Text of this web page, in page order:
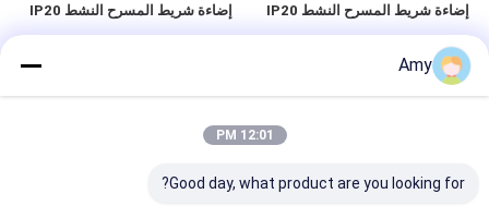
إضاءة شريط المسرح النشط IP20
ضوء غسل خطي لتزيين المناطق
إضاءة شريط المسرح النشط IP20
ضوء غسل خطي لتزيين المناطق
الداخلية المعمارية
Amy
12:01 PM
Good day, what product are you looking for?